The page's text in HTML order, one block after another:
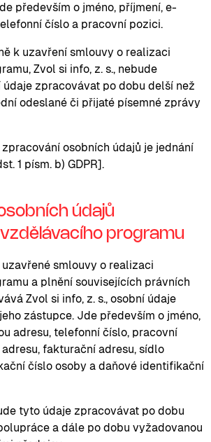
především o jméno, příjmení, e-
číslo a pracovní pozici.
k uzavření smlouvy o realizaci
Zvol si info, z. s., nebude
zpracovávat po dobu delší než
odeslané či přijaté písemné zprávy
osobních údajů je jednání
1 písm. b) GDPR].
údajů
programu
smlouvy o realizaci
a plnění souvisejících právních
Zvol si info, z. s., osobní údaje
zástupce. Jde především o jméno,
adresu, telefonní číslo, pracovní
fakturační adresu, sídlo
číslo osoby a daňové identifikační
tyto údaje zpracovávat po dobu
a dále po dobu vyžadovanou